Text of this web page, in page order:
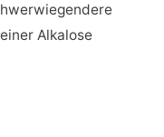
Alkalose